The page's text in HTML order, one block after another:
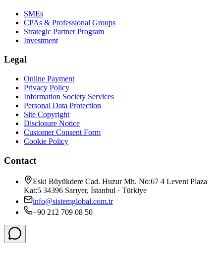
SMEs
CPAs & Professional Groups
Strategic Partner Program
Investment
Legal
Online Payment
Privacy Policy
Information Society Services
Personal Data Protection
Site Copyright
Disclosure Notice
Customer Consent Form
Cookie Policy
Contact
Eski Büyükdere Cad. Huzur Mh. No:67 4 Levent Plaza
Kat:5 34396 Sarıyer, İstanbul · Türkiye
info@sistemglobal.com.tr
+90 212 709 08 50